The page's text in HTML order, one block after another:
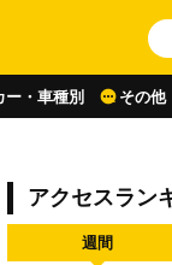
ー・車種別 その他
アクセスラン
週間